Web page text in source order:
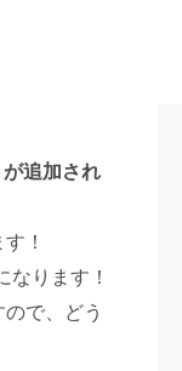
追加され
！
なります！
で、どう